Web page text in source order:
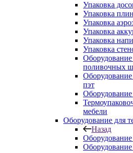
Упаковка
Упаковка
Упаковка
Упаковка
Упаковка
Упаковка
поливочных
пэт
мебели
Оборудование для
Назад
Оборудование
Оборудование